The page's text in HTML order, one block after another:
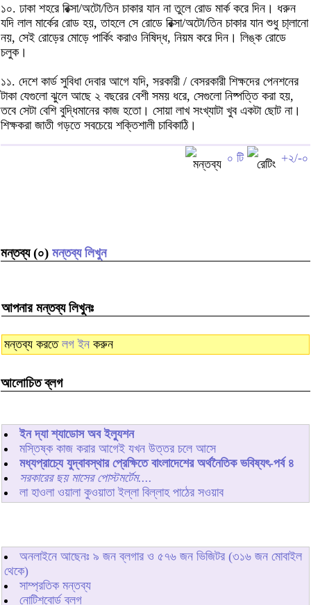
১০. ঢাকা শহরে রিক্সা/অটো/তিন চাকার যান না তুলে রোড মার্ক করে দিন। ধরুন
যদি লাল মার্কের রোড হয়, তাহলে সে রোডে রিক্সা/অটো/তিন চাকার যান শুধু চা্লানো
নয়, সেই রোড়ের মোড়ে পার্কিং করাও নিষিদ্ধ, নিয়ম করে দিন। লিঙ্ক রোডে
চলুক।
১১. দেশে কার্ড সুবিধা দেবার আগে যদি, সরকারী / বেসরকারী শিক্ষদের পেনশনের
টাকা যেগুলো ঝুলে আছে ২ বছরের বেশী সময় ধরে, সেগুলো নিষ্পত্তি করা হয়,
তবে সেটা বেশি বুদ্ধিমানের কাজ হতো। সোয়া লাখ সংখ্যাটা খুব একটা ছোট না।
শিক্ষকরা জাতী গড়তে সবচেয়ে শক্তিশালী চাবিকাঠি।
০ টি +২/-০
মন্তব্য (০) মন্তব্য লিখুন
আপনার মন্তব্য লিখুনঃ
মন্তব্য করতে লগ ইন করুন
আলোচিত ব্লগ
ইন দ্যা শ্যাডোস অব ইল্যুশন
মস্তিষ্ক কাজ করার আগেই যখন উত্তর চলে আসে
মধ্যপ্রাচ্যে যুদ্বাবস্থার প্রেক্ষিতে বাংলাদেশের অর্থনৈতিক ভবিষ্যৎ-পর্ব ৪
সরকারের ছয় মাসের পোস্টমর্টেম....
লা হাওলা ওয়ালা কুওয়াতা ইল্লা বিল্লাহ পাঠের সওয়াব
অনলাইনে আছেনঃ ৯ জন ব্লগার ও ৫৭৬ জন ভিজিটর (৩১৬ জন মোবাইল
থেকে)
সাম্প্রতিক মন্তব্য
নোটিশবোর্ড ব্লগ